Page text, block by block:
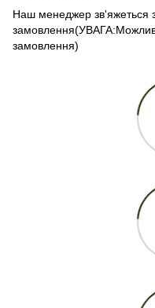
Наш менеджер зв'яжеться
замовлення)